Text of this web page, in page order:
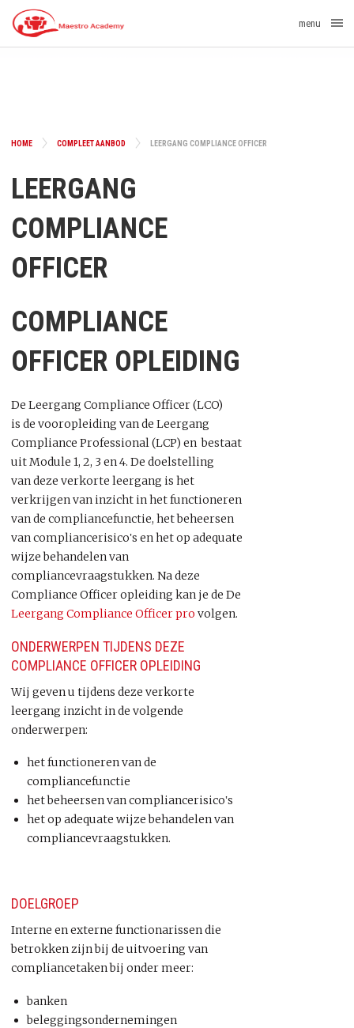
menu
HOME COMPLEET AANBOD LEERGANG COMPLIANCE OFFICER
LEERGANG
COMPLIANCE
OFFICER
COMPLIANCE
OFFICER OPLEIDING
De Leergang Compliance Officer (LCO)
is de vooropleiding van de Leergang
Compliance Professional (LCP) en bestaat
uit Module 1, 2, 3 en 4. De doelstelling
van deze verkorte leergang is het
verkrijgen van inzicht in het functioneren
van de compliancefunctie, het beheersen
van compliancerisico‛s en het op adequate
wijze behandelen van
compliancevraagstukken. Na deze
Compliance Officer opleiding kan je de De
Leergang Compliance Officer pro volgen.
ONDERWERPEN TIJDENS DEZE
COMPLIANCE OFFICER OPLEIDING
Wij geven u tijdens deze verkorte
leergang inzicht in de volgende
onderwerpen:
het functioneren van de
compliancefunctie
het beheersen van compliancerisico‛s
het op adequate wijze behandelen van
compliancevraagstukken.
DOELGROEP
Interne en externe functionarissen die
betrokken zijn bij de uitvoering van
compliancetaken bij onder meer:
banken
beleggingsondernemingen